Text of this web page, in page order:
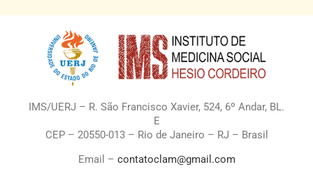
IMS/UERJ – R. São Francisco Xavier, 524, 6º Andar, BL.
E
CEP – 20550-013 – Rio de Janeiro – RJ – Brasil
Email – contatoclam@gmail.com